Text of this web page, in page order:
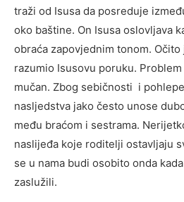
traži od Isusa da posreduje
oko baštine. On Isusa oslovljava
obraća zapovjednim tonom.
razumio Isusovu poruku.
mučan. Zbog sebičnosti i
nasljedstva jako često unose
među braćom i sestrama.
naslijeđa koje roditelji ostavljaju
se u nama budi osobito onda
zaslužili.